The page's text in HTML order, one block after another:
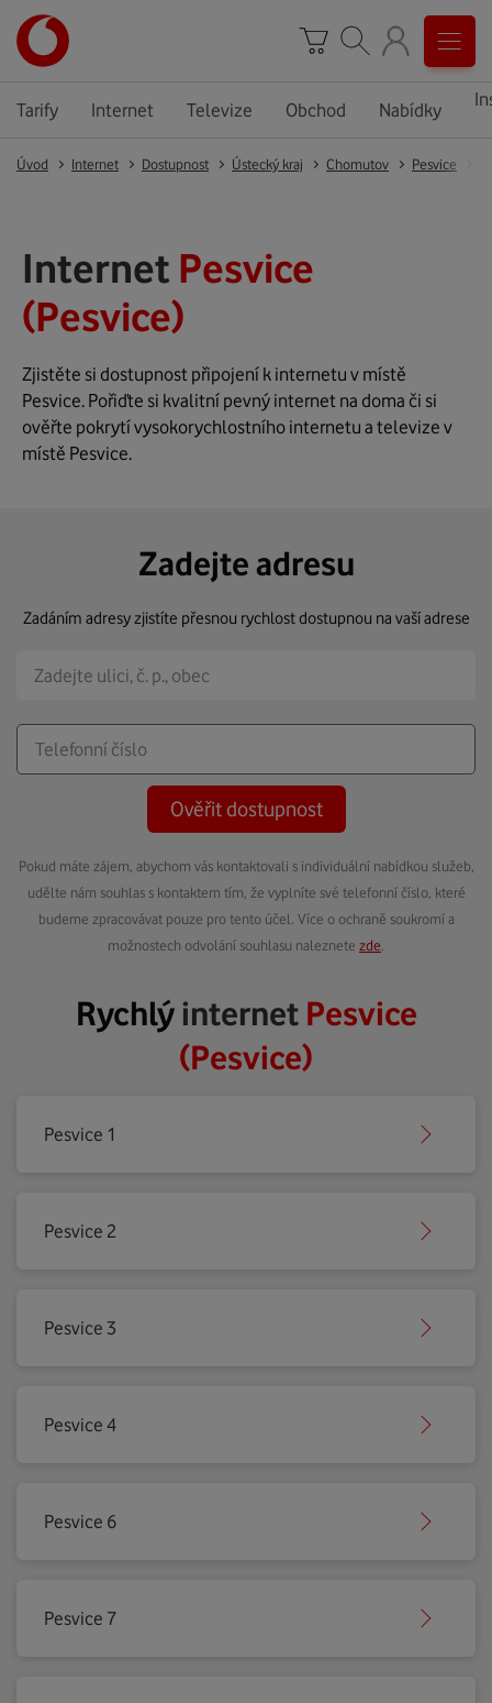
Tarify Internet Televize Obchod Nabídky
Úvod Internet Dostupnost Ústecký kraj Chomutov Pesvice
Internet Pesvice
(Pesvice)
Zjistěte si dostupnost připojení k internetu v místě
Pesvice. Pořiďte si kvalitní pevný internet na doma či si
ověřte pokrytí vysokorychlostního internetu a televize v
místě Pesvice.
Zadejte adresu
Zadáním adresy zjistíte přesnou rychlost dostupnou na vaší adrese
Ověřit dostupnost
Pokud máte zájem, abychom vás kontaktovali s individuální nabídkou služeb,
udělte nám souhlas s kontaktem tím, že vyplníte své telefonní číslo, které
budeme zpracovávat pouze pro tento účel. Více o ochraně soukromí a
možnostech odvolání souhlasu naleznete zde
Rychlýinternet Pesvice
(Pesvice)
Pesvice 1
Pesvice 2
Pesvice 3
Pesvice 4
Pesvice 6
Pesvice 7